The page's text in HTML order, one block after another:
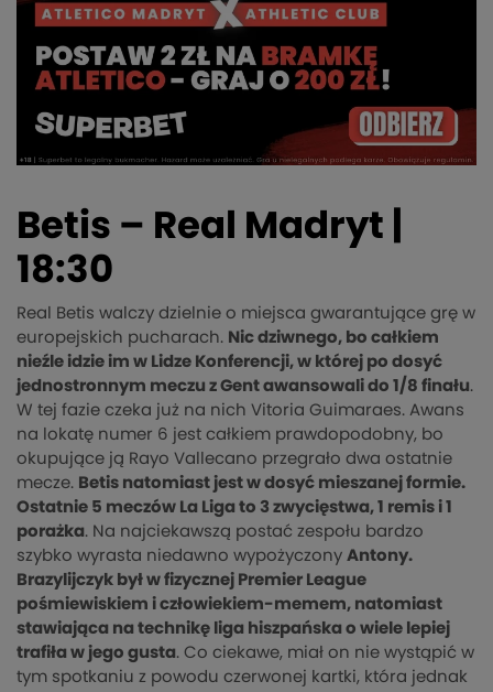
Betis – Real Madryt |
18:30
Real Betis walczy dzielnie o miejsca gwarantujące grę w
europejskich pucharach. Nic dziwnego, bo całkiem
nieźle idzie im w Lidze Konferencji, w której po dosyć
jednostronnym meczu z Gent awansowali do 1/8 finału.
W tej fazie czeka już na nich Vitoria Guimaraes. Awans
na lokatę numer 6 jest całkiem prawdopodobny, bo
okupujące ją Rayo Vallecano przegrało dwa ostatnie
mecze. Betis natomiast jest w dosyć mieszanej formie.
Ostatnie 5 meczów La Liga to 3 zwycięstwa, 1 remis i 1
porażka. Na najciekawszą postać zespołu bardzo
szybko wyrasta niedawno wypożyczony Antony.
Brazylijczyk był w fizycznej Premier League
pośmiewiskiem i człowiekiem-memem, natomiast
stawiająca na technikę liga hiszpańska o wiele lepiej
trafiła w jego gusta. Co ciekawe, miał on nie wystąpić w
tym spotkaniu z powodu czerwonej kartki, która jednak